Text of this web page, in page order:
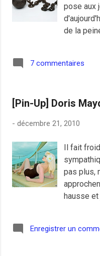
soucis de
nommé
paumé
refusé un
pose aux
de la
dans un
ses amis
casser
Christian
une
sur une
sait-il
7 commentaires
[Pin-Up] Doris
- décembre 21, 2010
Il fait
pas plus,
hausse
MAYDAY
Enregistrer un